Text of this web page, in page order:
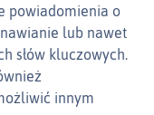
powiadomienia o
lub nawet
słów kluczowych.
innym